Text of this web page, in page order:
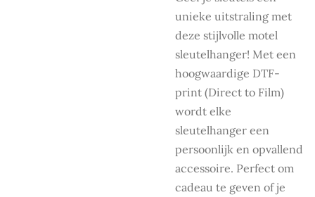
unieke uitstraling met
deze stijlvolle motel
sleutelhanger! Met een
hoogwaardige DTF-
print (Direct to Film)
wordt elke
sleutelhanger een
persoonlijk en opvallend
accessoire. Perfect om
cadeau te geven of je